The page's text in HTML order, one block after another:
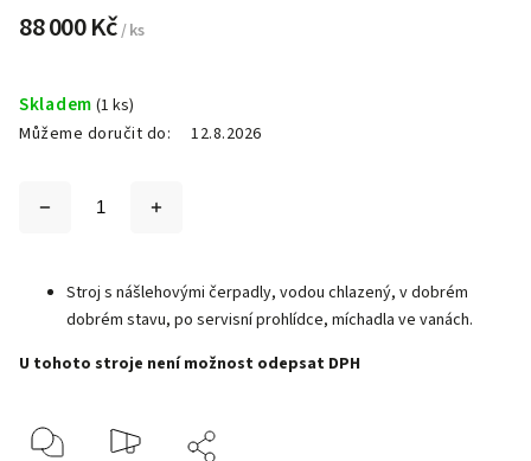
88 000 Kč/ ks
Skladem (1 ks)
Můžeme doručit do:
12.8.2026
Stroj s nášlehovými čerpadly, vodou chlazený, v dobrém
dobrém stavu, po servisní prohlídce, míchadla ve vanách.
U tohoto stroje není možnost odepsat DPH